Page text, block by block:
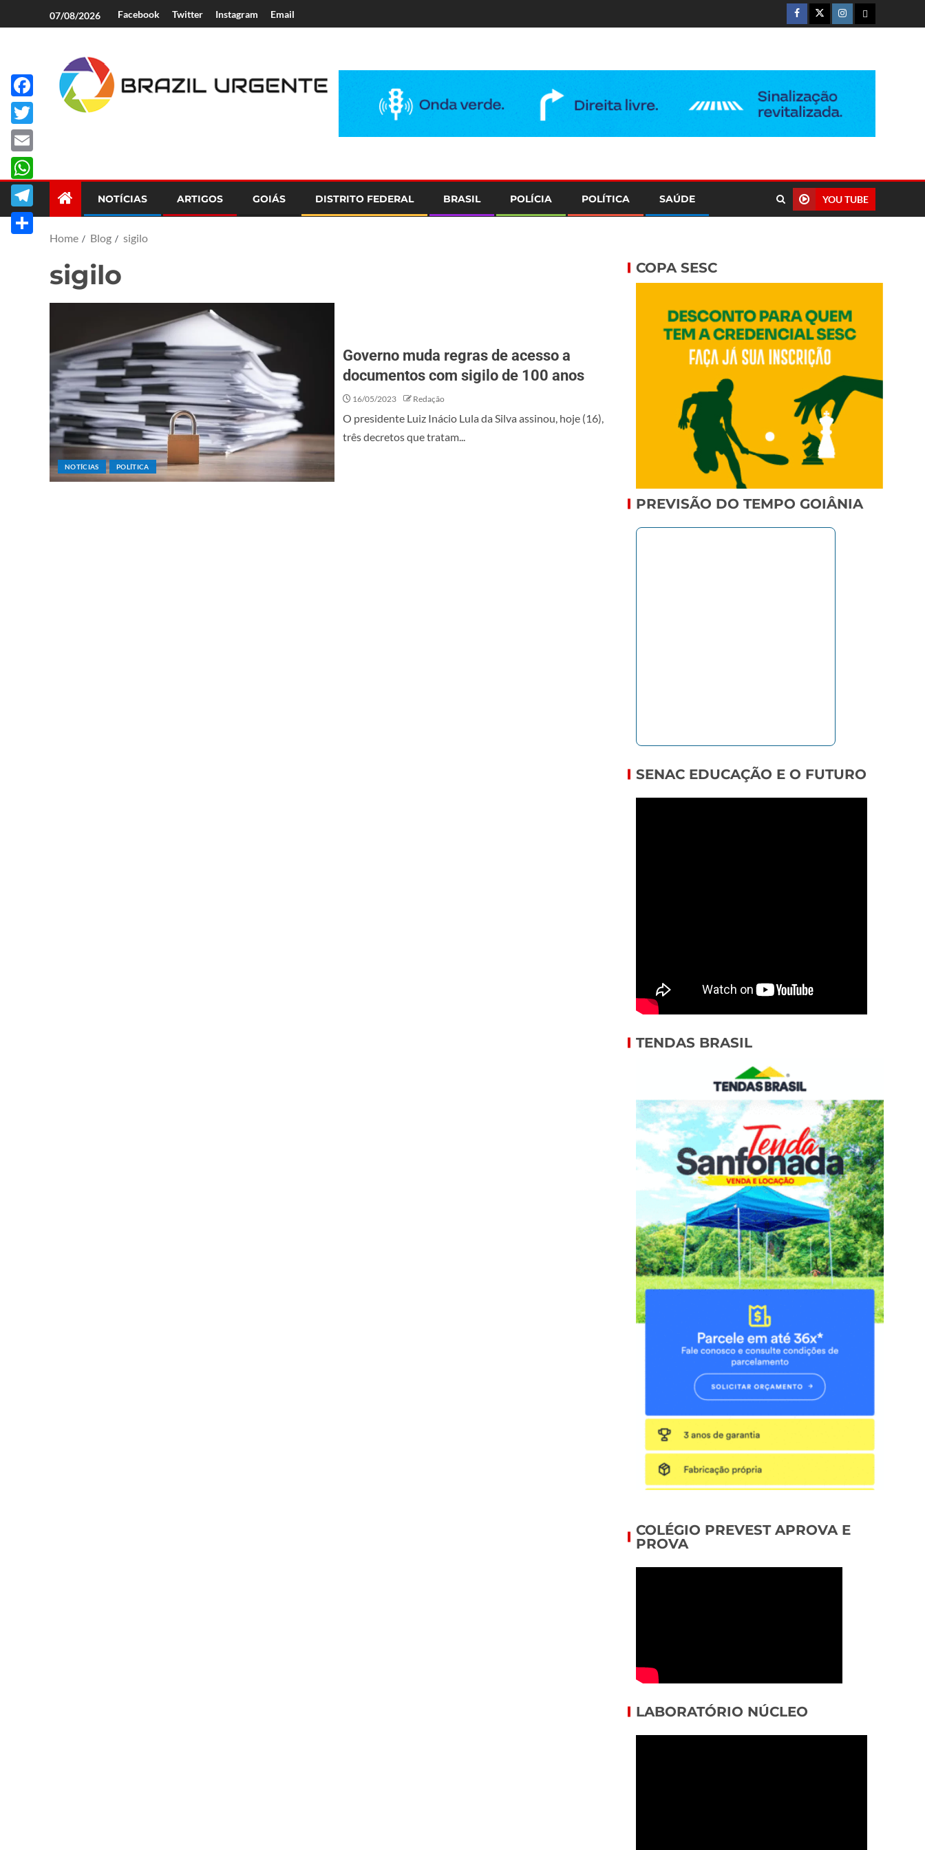
07/08/2026 Facebook Twitter Instagram Email
NOTÍCIAS ARTIGOS GOIÁS DISTRITO FEDERAL BRASIL POLÍCIA POLÍTICA SAÚDE YOU TUBE
Home Blog sigilo
sigilo
NOTÍCIAS POLÍTICA
Governo muda regras de acesso a
documentos com sigilo de 100 anos
16/05/2023 Redação
O presidente Luiz Inácio Lula da Silva assinou, hoje (16),
três decretos que tratam...
Facebook
Twitter
Email
WhatsApp
Telegram
COPA SESC
PREVISÃO DO TEMPO GOIÂNIA
SENAC EDUCAÇÃO E O FUTURO
TENDAS BRASIL
COLÉGIO PREVEST APROVA E
PROVA
LABORATÓRIO NÚCLEO